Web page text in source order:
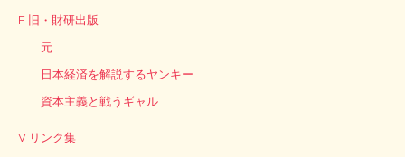
F 旧・財研出版
元
日本経済を解説するヤンキー
資本主義と戦うギャル
V リンク集